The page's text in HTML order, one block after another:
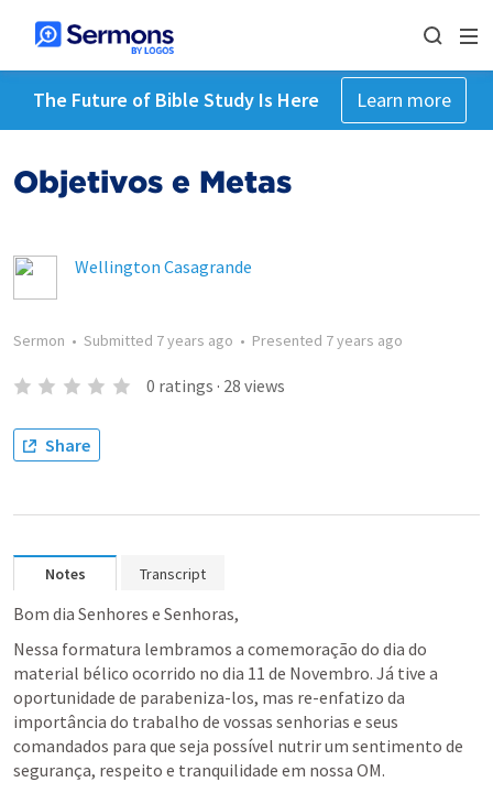
The Future of Bible Study Is Here Learn more
Objetivos e Metas
Wellington Casagrande
Sermon • Submitted 7 years ago • Presented 7 years ago
0 ratings · 28 views
Share
Notes Transcript
Bom dia Senhores e Senhoras,
Nessa formatura lembramos a comemoração do dia do
material bélico ocorrido no dia 11 de Novembro. Já tive a
oportunidade de parabeniza-los, mas re-enfatizo da
importância do trabalho de vossas senhorias e seus
comandados para que seja possível nutrir um sentimento de
segurança, respeito e tranquilidade em nossa OM.